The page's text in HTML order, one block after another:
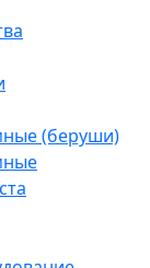
(беруши)